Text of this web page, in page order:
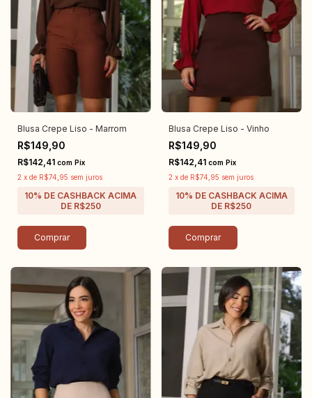
Blusa Crepe Liso - Marrom
R$149,90
R$142,41 com Pix
2 x de R$74,95 sem juros
Comprar
Blusa Crepe Liso - Vinho
R$149,90
R$142,41 com Pix
2 x de R$74,95 sem juros
Comprar